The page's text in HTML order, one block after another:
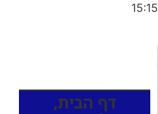
15:15
דף הבית,